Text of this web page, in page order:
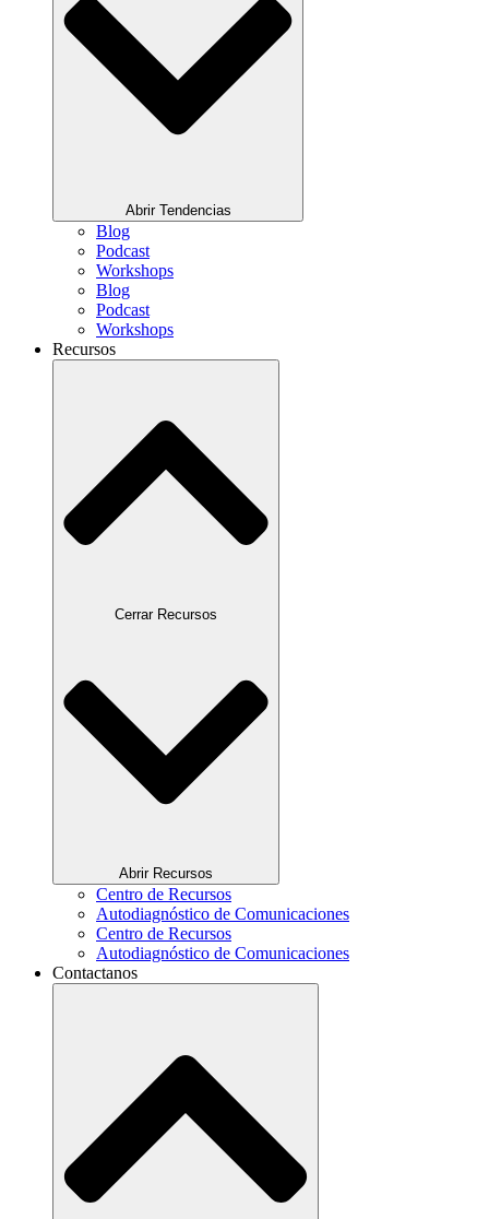
Abrir Tendencias
Blog
Podcast
Workshops
Blog
Podcast
Workshops
Recursos
Cerrar Recursos
Abrir Recursos
Centro de Recursos
Autodiagnóstico de Comunicaciones
Centro de Recursos
Autodiagnóstico de Comunicaciones
Contactanos